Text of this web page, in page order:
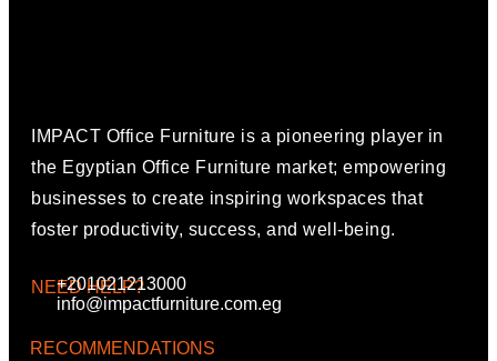
IMPACT Office Furniture is a pioneering player in
the Egyptian Office Furniture market; empowering
businesses to create inspiring workspaces that
foster productivity, success, and well-being.
NEED HELP?
+201021213000
info@impactfurniture.com.eg
RECOMMENDATIONS